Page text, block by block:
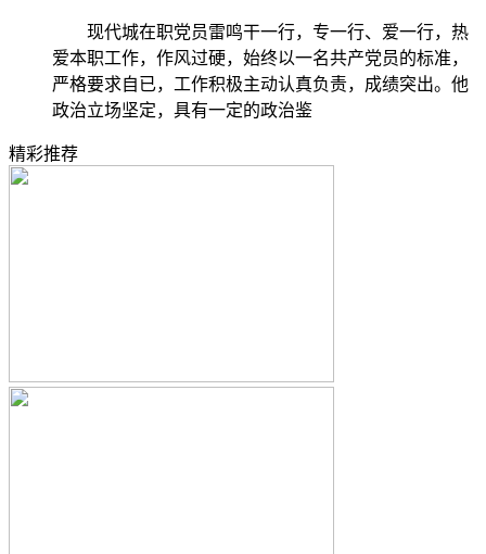
现代城在职党员雷鸣干一行，专一行、爱一行，热
爱本职工作，作风过硬，始终以一名共产党员的标准，
严格要求自已，工作积极主动认真负责，成绩突出。他
政治立场坚定，具有一定的政治鉴
精彩推荐